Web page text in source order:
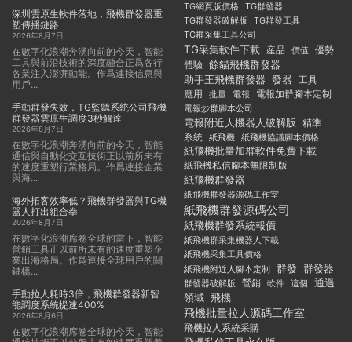
深圳雲原生軟件落地，飛機群發器重
塑傳播鏈路
2026年8月7日
在數字化浪潮奔湧向前的今天，智能
工具與前沿技術的深度融合正爲各行
各業注入澎湃動能。作爲連接信息與
用戶...
手動群發失效，TG監聽系統公司飛機
群發器雲原生調度3秒觸達
2026年8月7日
在數字化浪潮奔湧向前的今天，智能
通信與自動化交互技術正以前所未有
的速度重塑行業格局。作爲連接企業
與海...
海外拓客效率低？飛機群發器與TG機
器人打出組合拳
2026年8月7日
在數字化浪潮席卷全球的當下，智能
營銷工具正以前所未有的速度重塑企
業出海格局。作爲連接全球用戶的關
鍵橋...
手動拉人耗時3倍，飛機群發器新智
能調度系統提速400%
2026年8月6日
在數字化浪潮席卷全球的今天，智能
TG網頁版價格
TG群發器
TG群發器破解版
TG群發工具
TG群采集工具公司
TG采集軟件下載 産品 價值 優勢
體驗 餘貓飛機群發器
助手王飛機群發器 發器 工具
應用
批量 電報 電報加群腳本定制
電報炒群腳本公司
電報附近人機器人破解版 精準
系統 紙飛機 紙飛機協議腳本價格
紙飛機批量加群軟件免費下載
紙飛機私信腳本無限制版
紙飛機群發器
紙飛機群發器源碼工作室
紙飛機群發源碼公司
紙飛機群發系統報價
紙飛機群采集機器人下載
紙飛機采集工具價格
紙飛機附近人腳本定制
群發 群發器
群發器破解版 營銷 軟件 這個
通過
領域 飛機
飛機批量拉人源碼工作室
飛機拉人系統采購